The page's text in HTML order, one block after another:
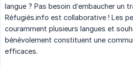
langue ? Pas besoin d’embaucher un
Réfugiés.info est collaborative ! Les
couramment plusieurs langues et
bénévolement constituent une
efficaces.